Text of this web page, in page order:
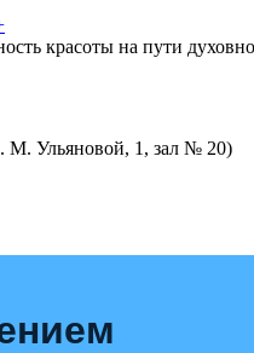
красоты на пути
М. Ульяновой, 1, зал № 20)